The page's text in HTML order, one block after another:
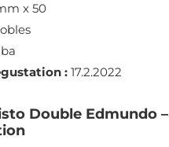
x 50
:17.2.2022
Double Edmundo –